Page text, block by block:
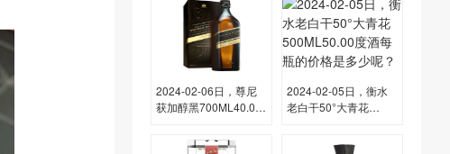
2024-02-06日，尊尼
获加醇黑700ML40.00
2024-02-05日，衡水
老白干50°大青花